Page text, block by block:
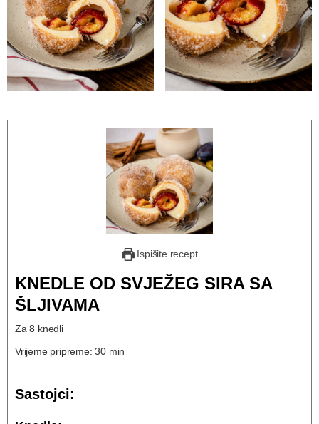
Ispišite recept
KNEDLE OD SVJEŽEG SIRA SA
ŠLJIVAMA
Za 8 knedli
Vrijeme pripreme: 30 min
Sastojci: